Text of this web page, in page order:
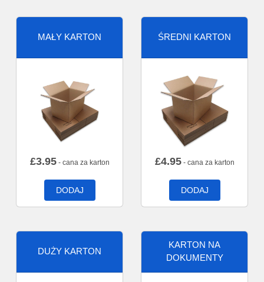
MAŁY KARTON
£3.95- cana za karton
DODAJ
ŚREDNI KARTON
£4.95- cana za karton
DODAJ
DUŻY KARTON
KARTON NA
DOKUMENTY